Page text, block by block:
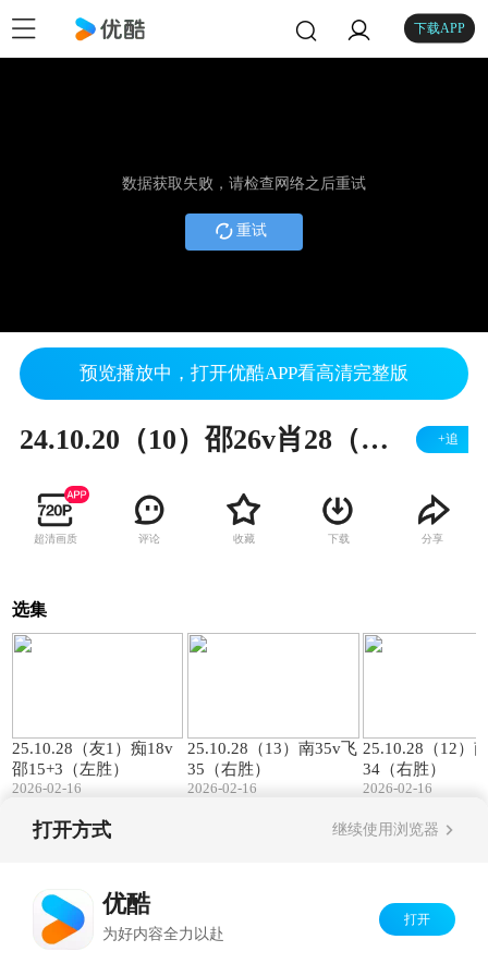
下载APP
数据获取失败，请检查网络之后重试
重试
预览播放中，打开优酷APP看高清完整版
24.10.20（10）邵26v肖28（左胜） +追
超清画质 评论 收藏 下载 分享
选集
25.10.28（友1）痴18v
邵15+3（左胜）
2026-02-16
25.10.28（13）南35v飞
35（右胜）
2026-02-16
25.10.28（12）
34（右胜）
2026-02-16
打开方式 继续使用浏览器
优酷
为好内容全力以赴
打开